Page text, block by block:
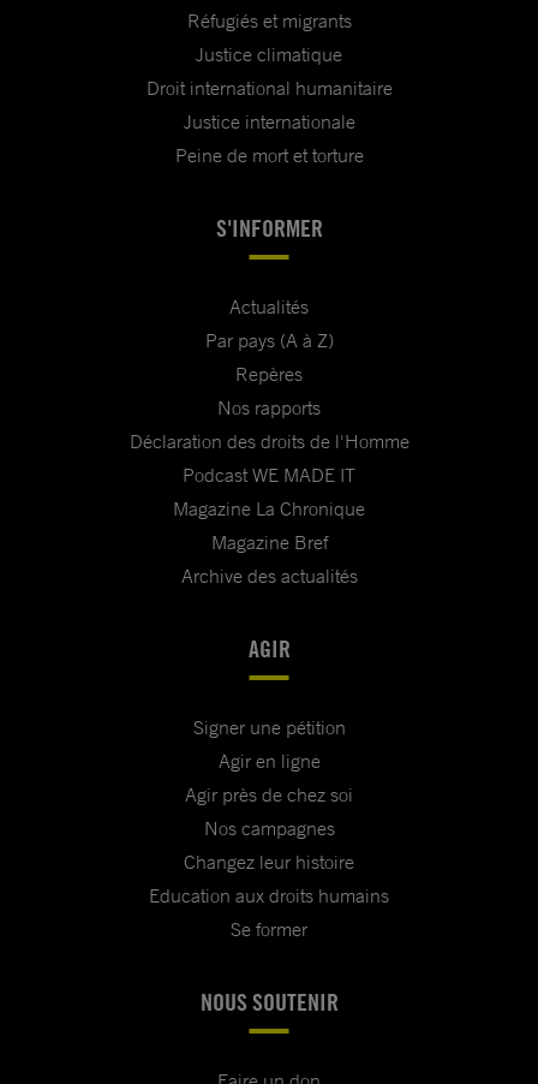
Réfugiés et migrants
Justice climatique
Droit international humanitaire
Justice internationale
Peine de mort et torture
S'INFORMER
Actualités
Par pays (A à Z)
Repères
Nos rapports
Déclaration des droits de l'Homme
Podcast WE MADE IT
Magazine La Chronique
Magazine Bref
Archive des actualités
AGIR
Signer une pétition
Agir en ligne
Agir près de chez soi
Nos campagnes
Changez leur histoire
Education aux droits humains
Se former
NOUS SOUTENIR